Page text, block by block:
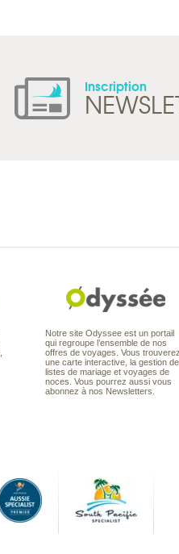
Inscription
Notre site Odyssee est un portail
qui regroupe l’ensemble de nos
offres de voyages. Vous trouverez
une carte interactive, la gestion
listes de mariage et voyages de
noces. Vous pourrez aussi vous
abonnez à nos Newsletters.